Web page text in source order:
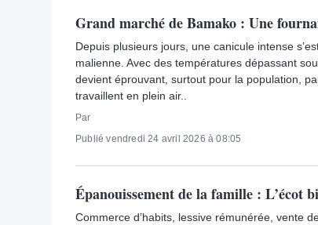
Grand marché de Bamako : Une
Depuis plusieurs jours, une canicule intense
malienne. Avec des températures dépassant
devient éprouvant, surtout pour la population,
travaillent en plein air..
Par
Publié vendredi 24 avril 2026 à 08:05
Épanouissement de la famille : L’écot
Commerce d’habits, lessive rémunérée, vente